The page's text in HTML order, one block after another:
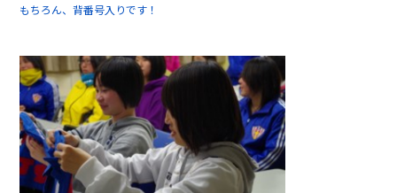
もちろん、背番号入りです！